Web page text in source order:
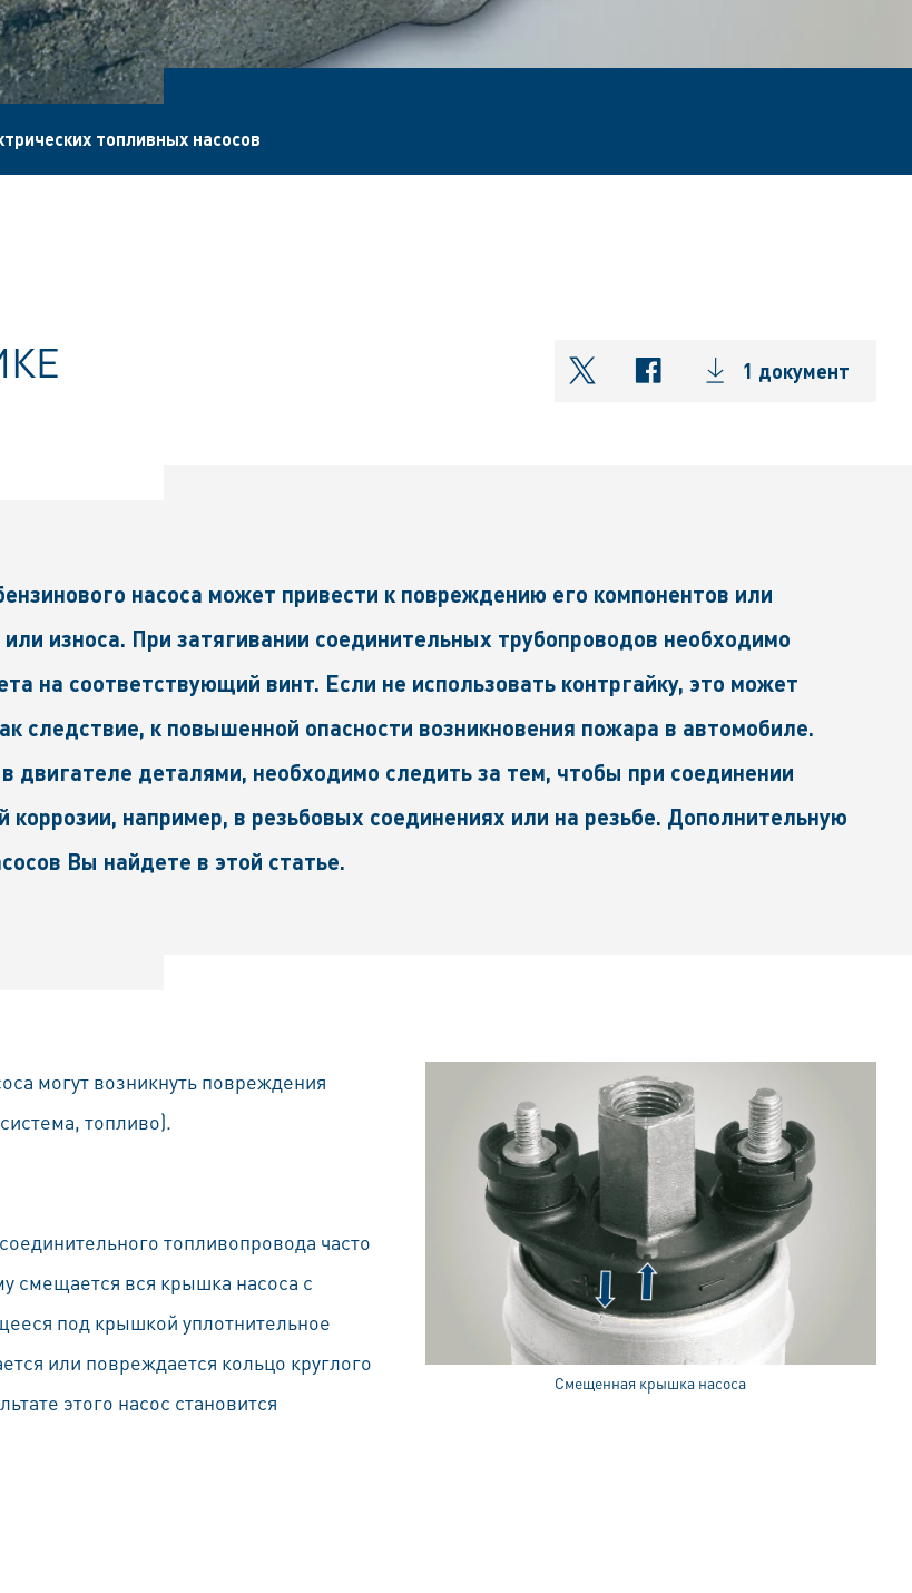
топливных насосов
shareOntwitter
shareOnfacebook
1 документ
насоса может привести к повреждению его компонентов или
износа. При затягивании соединительных трубопроводов необходимо
на соответствующий винт. Если не использовать контргайку, это может
следствие, к повышенной опасности возникновения пожара в автомобиле.
двигателе деталями, необходимо следить за тем, чтобы при соединении
например, в резьбовых соединениях или на резьбе. Дополнительную
Вы найдете в этой статье.
могут возникнуть повреждения
топливо).
топливопровода часто
смещается вся крышка насоса с
под крышкой уплотнительное
или повреждается кольцо круглого
этого насос становится
Смещенная крышка насоса